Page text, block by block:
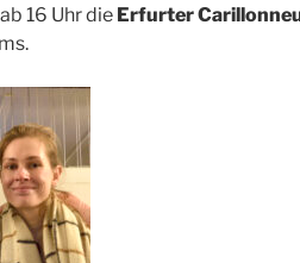
16 Uhr die Erfurter